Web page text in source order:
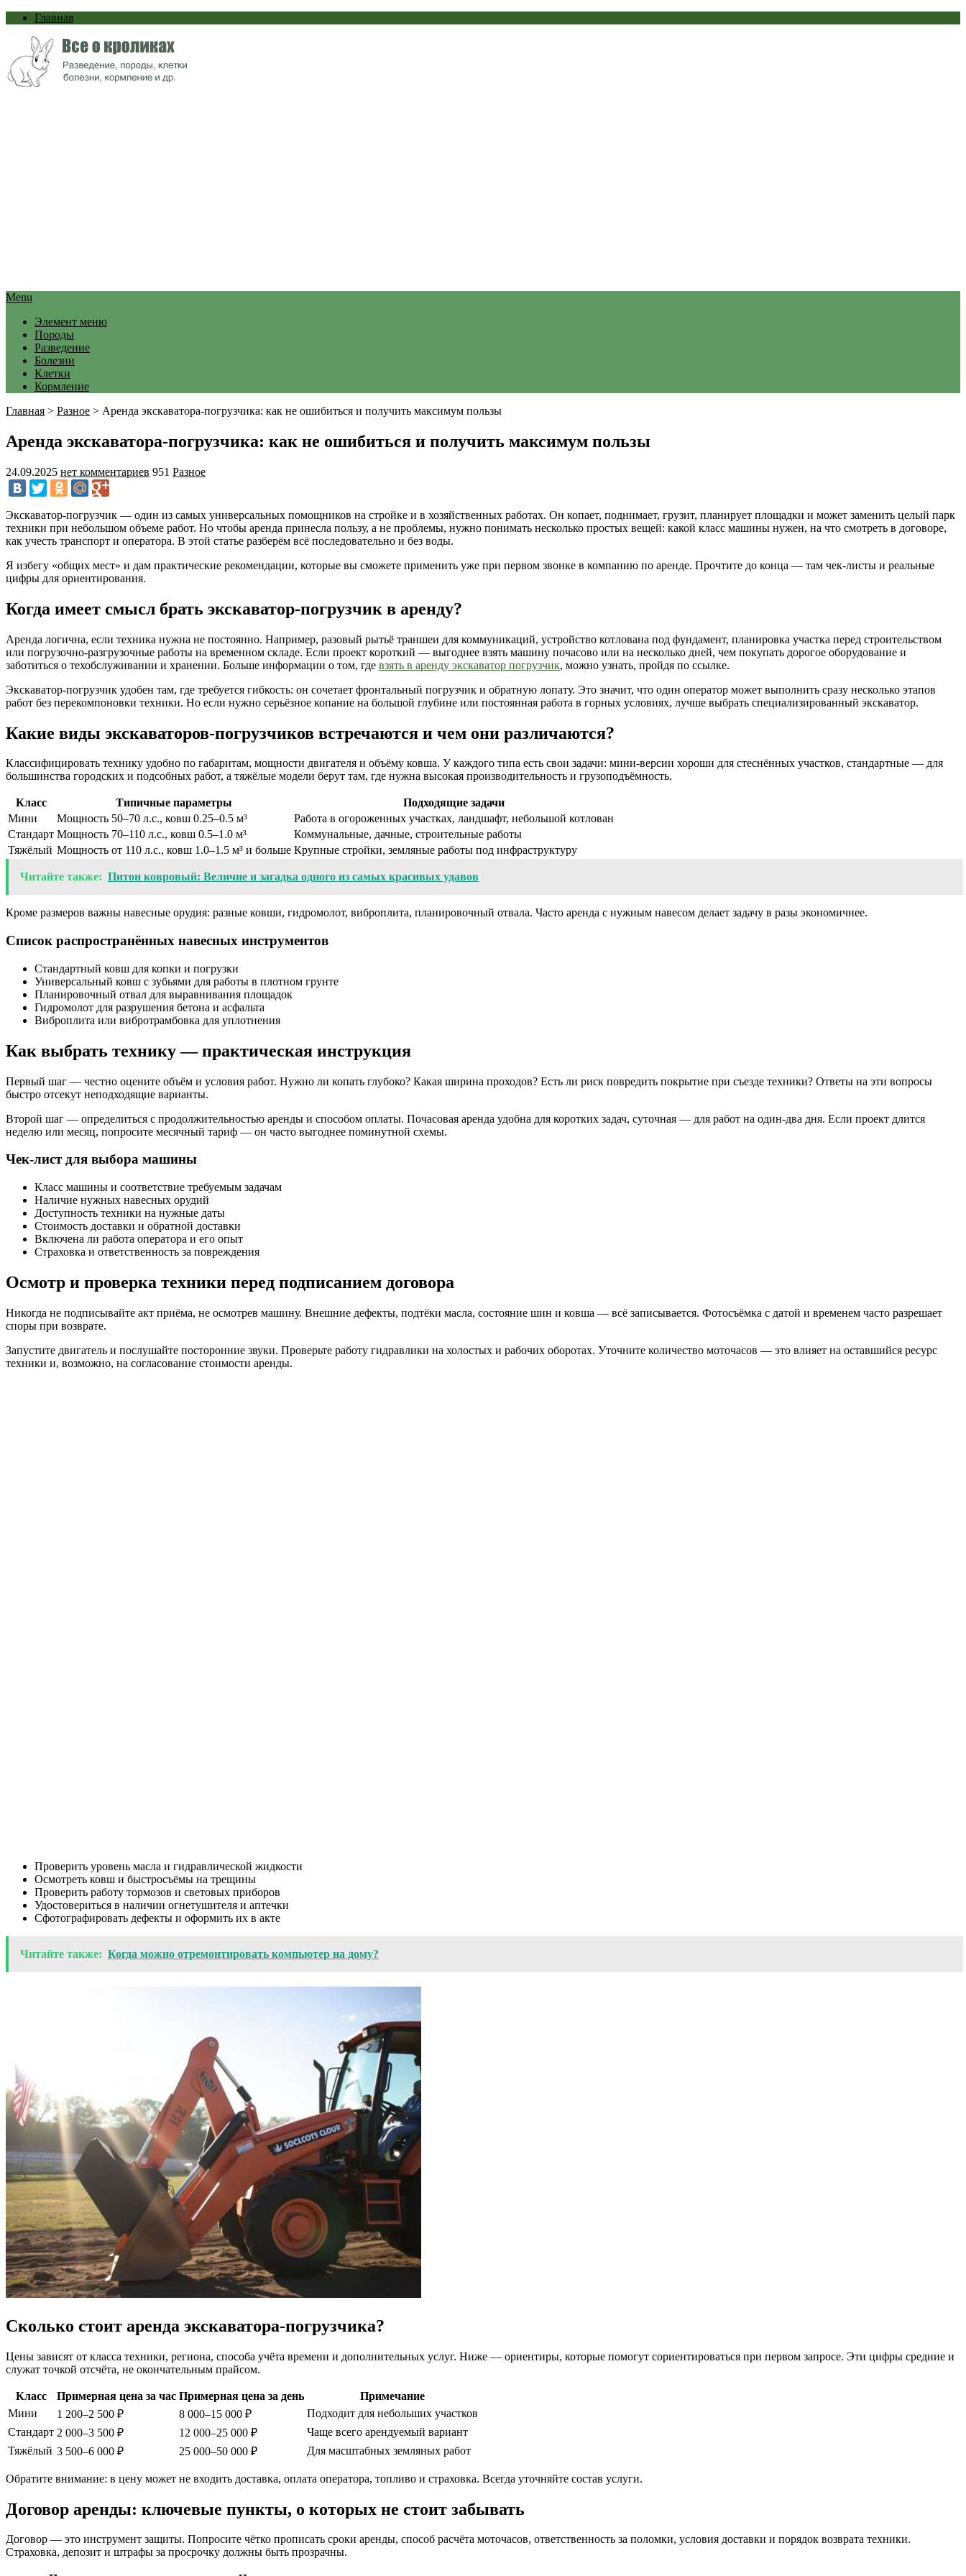
Главная
Menu
Элемент меню
Породы
Разведение
Болезни
Клетки
Кормление
Главная > Разное > Аренда экскаватора-погрузчика: как не ошибиться и получить максимум пользы
Аренда экскаватора-погрузчика: как не ошибиться и получить максимум пользы
24.09.2025 нет комментариев 951 Разное
Экскаватор-погрузчик — один из самых универсальных помощников на стройке и в хозяйственных работах. Он копает, поднимает, грузит, планирует площадки и может заменить целый парк
техники при небольшом объеме работ. Но чтобы аренда принесла пользу, а не проблемы, нужно понимать несколько простых вещей: какой класс машины нужен, на что смотреть в договоре,
как учесть транспорт и оператора. В этой статье разберём всё последовательно и без воды.
Я избегу «общих мест» и дам практические рекомендации, которые вы сможете применить уже при первом звонке в компанию по аренде. Прочтите до конца — там чек-листы и реальные
цифры для ориентирования.
Когда имеет смысл брать экскаватор-погрузчик в аренду?
Аренда логична, если техника нужна не постоянно. Например, разовый рытьё траншеи для коммуникаций, устройство котлована под фундамент, планировка участка перед строительством
или погрузочно-разгрузочные работы на временном складе. Если проект короткий — выгоднее взять машину почасово или на несколько дней, чем покупать дорогое оборудование и
заботиться о техобслуживании и хранении. Больше информации о том, где взять в аренду экскаватор погрузчик, можно узнать, пройдя по ссылке.
Экскаватор-погрузчик удобен там, где требуется гибкость: он сочетает фронтальный погрузчик и обратную лопату. Это значит, что один оператор может выполнить сразу несколько этапов
работ без перекомпоновки техники. Но если нужно серьёзное копание на большой глубине или постоянная работа в горных условиях, лучше выбрать специализированный экскаватор.
Какие виды экскаваторов-погрузчиков встречаются и чем они различаются?
Классифицировать технику удобно по габаритам, мощности двигателя и объёму ковша. У каждого типа есть свои задачи: мини-версии хороши для стеснённых участков, стандартные — для
большинства городских и подсобных работ, а тяжёлые модели берут там, где нужна высокая производительность и грузоподъёмность.
Класс Типичные параметры
Подходящие задачи
Мини
Мощность 50–70 л.с., ковш 0.25–0.5 м³
Работа в огороженных участках, ландшафт, небольшой котлован
Стандарт Мощность 70–110 л.с., ковш 0.5–1.0 м³
Коммунальные, дачные, строительные работы
Тяжёлый Мощность от 110 л.с., ковш 1.0–1.5 м³ и больше Крупные стройки, земляные работы под инфраструктуру
Читайте также: Питон ковровый: Величие и загадка одного из самых красивых удавов
Кроме размеров важны навесные орудия: разные ковши, гидромолот, виброплита, планировочный отвала. Часто аренда с нужным навесом делает задачу в разы экономичнее.
Список распространённых навесных инструментов
Стандартный ковш для копки и погрузки
Универсальный ковш с зубьями для работы в плотном грунте
Планировочный отвал для выравнивания площадок
Гидромолот для разрушения бетона и асфальта
Виброплита или вибротрамбовка для уплотнения
Как выбрать технику — практическая инструкция
Первый шаг — честно оцените объём и условия работ. Нужно ли копать глубоко? Какая ширина проходов? Есть ли риск повредить покрытие при съезде техники? Ответы на эти вопросы
быстро отсекут неподходящие варианты.
Второй шаг — определиться с продолжительностью аренды и способом оплаты. Почасовая аренда удобна для коротких задач, суточная — для работ на один-два дня. Если проект длится
неделю или месяц, попросите месячный тариф — он часто выгоднее поминутной схемы.
Чек-лист для выбора машины
Класс машины и соответствие требуемым задачам
Наличие нужных навесных орудий
Доступность техники на нужные даты
Стоимость доставки и обратной доставки
Включена ли работа оператора и его опыт
Страховка и ответственность за повреждения
Осмотр и проверка техники перед подписанием договора
Никогда не подписывайте акт приёма, не осмотрев машину. Внешние дефекты, подтёки масла, состояние шин и ковша — всё записывается. Фотосъёмка с датой и временем часто разрешает
споры при возврате.
Запустите двигатель и послушайте посторонние звуки. Проверьте работу гидравлики на холостых и рабочих оборотах. Уточните количество моточасов — это влияет на оставшийся ресурс
техники и, возможно, на согласование стоимости аренды.
Проверить уровень масла и гидравлической жидкости
Осмотреть ковш и быстросъёмы на трещины
Проверить работу тормозов и световых приборов
Удостовериться в наличии огнетушителя и аптечки
Сфотографировать дефекты и оформить их в акте
Читайте также: Когда можно отремонтировать компьютер на дому?
Сколько стоит аренда экскаватора-погрузчика?
Цены зависят от класса техники, региона, способа учёта времени и дополнительных услуг. Ниже — ориентиры, которые помогут сориентироваться при первом запросе. Эти цифры средние и
служат точкой отсчёта, не окончательным прайсом.
Класс Примерная цена за час Примерная цена за день
Примечание
Мини
1 200–2 500 ₽ 8 000–15 000 ₽
Подходит для небольших участков
Стандарт 2 000–3 500 ₽ 12 000–25 000 ₽
Чаще всего арендуемый вариант
Тяжёлый 3 500–6 000 ₽ 25 000–50 000 ₽ Для масштабных земляных работ
Обратите внимание: в цену может не входить доставка, оплата оператора, топливо и страховка. Всегда уточняйте состав услуги.
Договор аренды: ключевые пункты, о которых не стоит забывать
Договор — это инструмент защиты. Попросите чётко прописать сроки аренды, способ расчёта моточасов, ответственность за поломки, условия доставки и порядок возврата техники.
Страховка, депозит и штрафы за просрочку должны быть прозрачны.